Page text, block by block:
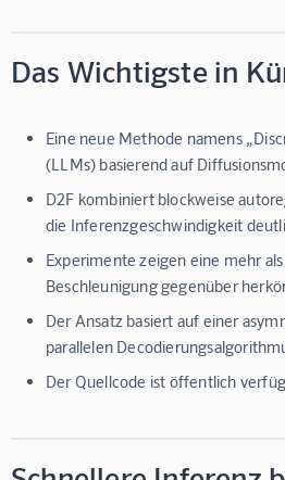
Das Wichtigste in
Eine neue Methode namens
(LLMs) basierend auf
D2F kombiniert blockweise
die Inferenzgeschwindigkeit
Experimente zeigen eine mehr
Beschleunigung gegenüber
Der Ansatz basiert auf einer
parallelen
Der Quellcode ist öffentlich